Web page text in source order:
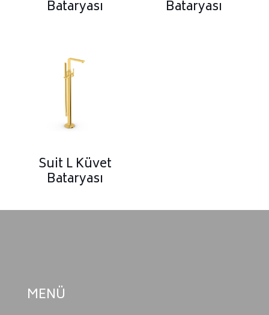
Bataryası Bataryası
Suit L Küvet
Bataryası
MENÜ